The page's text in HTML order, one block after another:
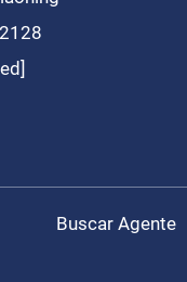
Buscar Agente